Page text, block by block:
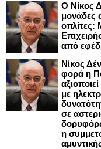
Ο Νίκος
μονάδες
οπλίτες:
από
Νίκος
φορά η
με
σε
η